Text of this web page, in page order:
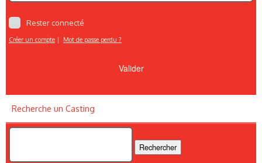
Rester connecté
Créer un compte | Mot de passe perdu ?
Recherche un Casting